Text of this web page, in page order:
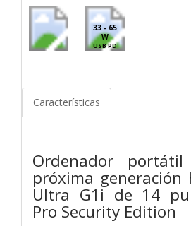
33 - 65
W
USB PD
Características
Ordenador
próxima generación
Ultra G1i de 14
Pro Security Edition